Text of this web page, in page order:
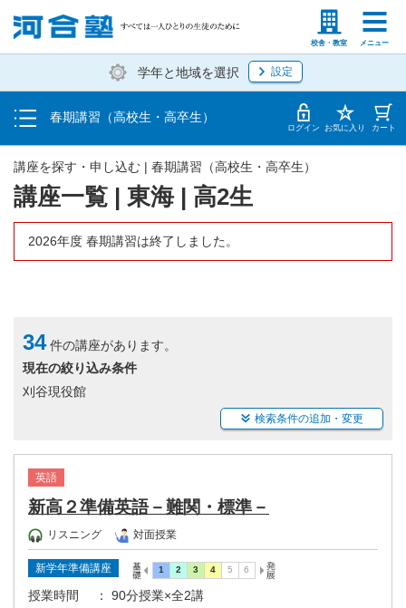
校舎・教室 メニュー
塾生の方 高等学校の先生
学年と地域を選択 設定
春期講習（高校生・高卒生）
受講料・お申し込み方法
受講開始までの流れ
校舎・教室一覧 ログイン お気に入り カート
講座一覧 | 東海 | 高2生
講座を探す・申し込む | 春期講習（高校生・高卒生）
2026年度 春期講習は終了しました。
34件の講座があります。
現在の絞り込み条件
刈谷現役館
検索条件の追加・変更
英語
新高２準備英語－難関・標準－
リスニング 対面授業
新学年準備講座
授業時間
： 90分授業×全2講